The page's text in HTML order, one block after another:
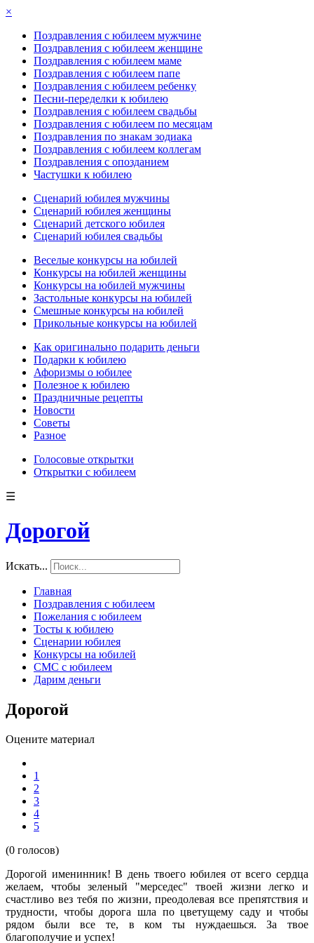
×
Поздравления с юбилеем мужчине
Поздравления с юбилеем женщине
Поздравления с юбилеем маме
Поздравления с юбилеем папе
Поздравления с юбилеем ребенку
Песни-переделки к юбилею
Поздравления с юбилеем свадьбы
Поздравления с юбилеем по месяцам
Поздравления по знакам зодиака
Поздравления с юбилеем коллегам
Поздравления с опозданием
Частушки к юбилею
Сценарий юбилея мужчины
Сценарий юбилея женщины
Сценарий детского юбилея
Сценарий юбилея свадьбы
Веселые конкурсы на юбилей
Конкурсы на юбилей женщины
Конкурсы на юбилей мужчины
Застольные конкурсы на юбилей
Смешные конкурсы на юбилей
Прикольные конкурсы на юбилей
Как оригинально подарить деньги
Подарки к юбилею
Афоризмы о юбилее
Полезное к юбилею
Праздничные рецепты
Новости
Советы
Разное
Голосовые открытки
Открытки с юбилеем
☰
Дорогой
Искать...
Главная
Поздравления с юбилеем
Пожелания с юбилеем
Тосты к юбилею
Сценарии юбилея
Конкурсы на юбилей
СМС с юбилеем
Дарим деньги
Дорогой
Оцените материал
1
2
3
4
5
(0 голосов)
Дорогой именинник! В день твоего юбилея от всего сердца
желаем, чтобы зеленый "мерседес" твоей жизни легко и
счастливо вез тебя по жизни, преодолевая все препятствия и
трудности, чтобы дорога шла по цветущему саду и чтобы
рядом были все те, в ком ты нуждаешься. За твое
благополучие и успех!